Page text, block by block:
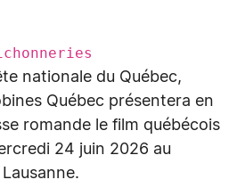
nationale du Québec,
Québec présentera en
romande le film québécois
24 juin 2026 au